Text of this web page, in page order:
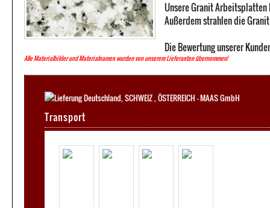
Unsere Granit
Außerdem strahlen die
Die Bewertung unserer
Alle Materialbilder und Materialnamen wurden von unserem Lieferanten übernommen!
Transport